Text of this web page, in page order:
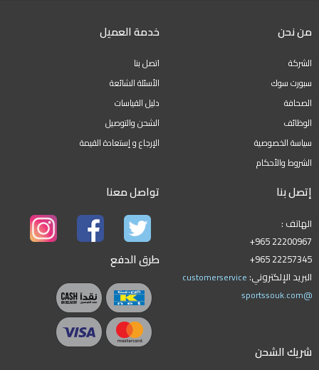
من نحن
الشركة
سبورت سوك
الصحافة
الوظائف
سياسة الخصوصية
الشروط والأحكام
خدمة العميل
اتصل بنا
الأسئلة الشائعة
دليل القياسات
الشحن والتوصيل
الإرجاع و إستعادة القيمة
إتصل بنا
الهاتف :
+965 22200967
+965 22257345
البريد الإلكتروني: customerservice
@sportssouk.com
تواصل معنا
طرق الدفع
شريك الشحن